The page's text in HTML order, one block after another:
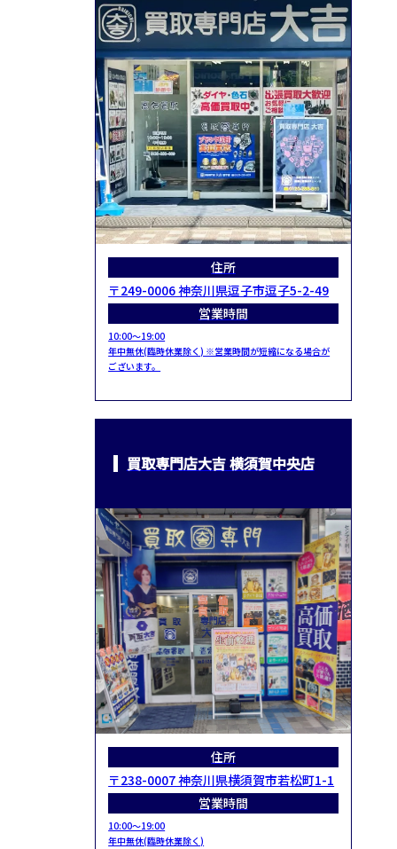
住所
〒249-0006 神奈川県逗子市逗子5-2-49
営業時間
10:00～19:00
年中無休(臨時休業除く) ※営業時間が短縮になる場合が
ございます。
買取専門店大吉 横須賀中央店
住所
〒238-0007 神奈川県横須賀市若松町1-1
営業時間
10:00～19:00
年中無休(臨時休業除く)